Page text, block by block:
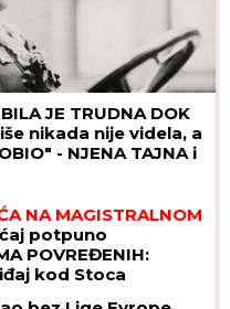
JE TRUDNA DOK
nikada nije videla, a
- NJENA TAJNA i
NA MAGISTRALNOM
potpuno
POVREĐENIH:
kod Stoca